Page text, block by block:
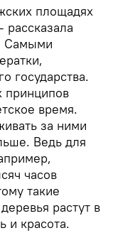
площадях
Самыми
государства.
время.
за ними
Ведь для
часов
такие
растут в
и красота.